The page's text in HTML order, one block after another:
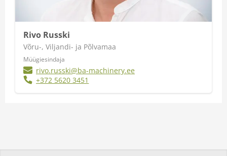
Rivo Russki
Võru-, Viljandi- ja Põlvamaa
Müügiesindaja
rivo.russki@ba-machinery.ee
+372 5620 3451